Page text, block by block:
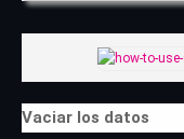
Vaciar los datos